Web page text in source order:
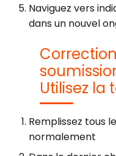
Naviguez vers
dans un nouvel
Utilisez la
Remplissez tous
normalement